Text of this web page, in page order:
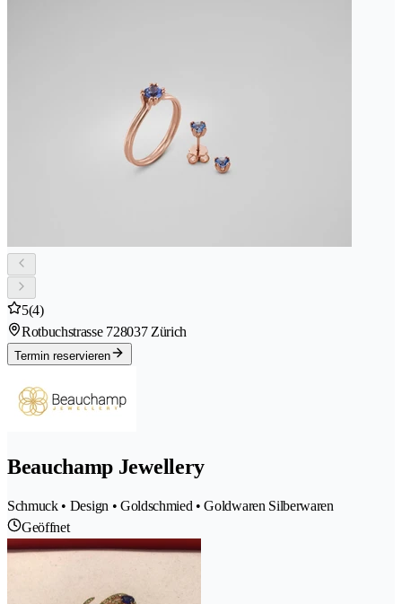
5(4)
Rotbuchstrasse 728037 Zürich
Termin reservieren
Beauchamp Jewellery
Schmuck • Design • Goldschmied • Goldwaren Silberwaren
Geöffnet